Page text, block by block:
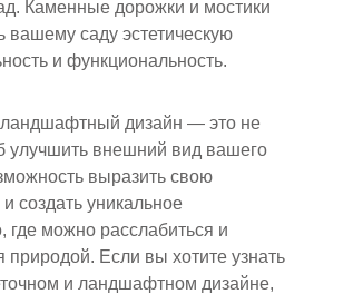
Каменные дорожки и мостики
вашему саду эстетическую
и функциональность.
дизайн — это не
улучшить внешний вид вашего
выразить свою
и создать уникальное
где можно расслабиться и
природой. Если вы хотите узнать
и ландшафтном дизайне,